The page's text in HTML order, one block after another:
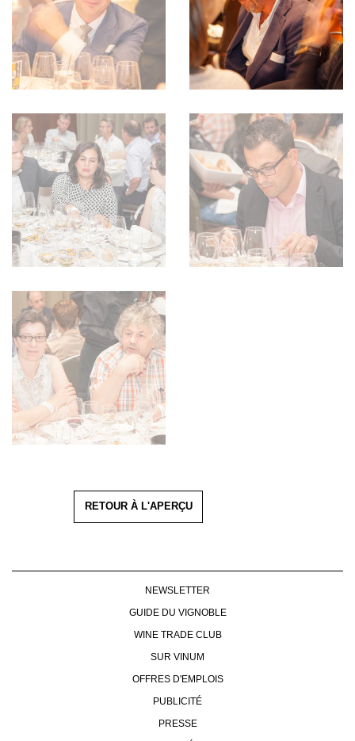
RETOUR À L'APERÇU
NEWSLETTER
GUIDE DU VIGNOBLE
WINE TRADE CLUB
SUR VINUM
OFFRES D'EMPLOIS
PUBLICITÉ
PRESSE